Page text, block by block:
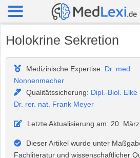
Holokrine Sekretion
Medizinische Expertise: Dr. med.
Nonnenmacher
Qualitätssicherung: Dipl.-Biol. Elke
Dr. rer. nat. Frank Meyer
Letzte Aktualisierung am: 20.
Dieser Artikel wurde unter
Fachliteratur und wissenschaftlicher